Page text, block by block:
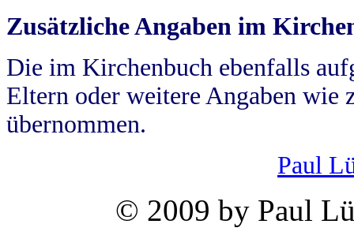
Zusätzliche Angaben im
Die im Kirchenbuch ebenfalls
Eltern oder weitere Angaben wie
übernommen.
Paul
© 2009 by Paul